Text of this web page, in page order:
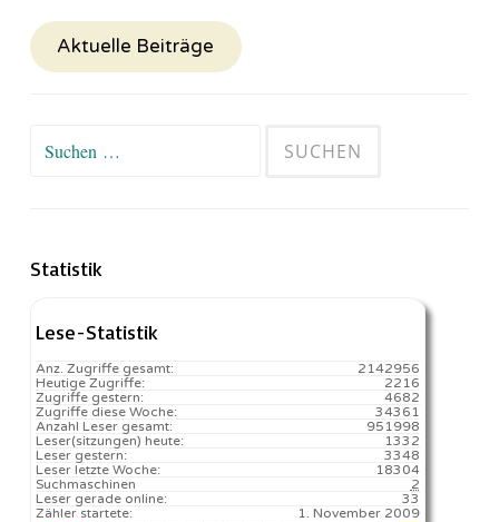
Aktuelle Beiträge
Suchen
Statistik
Lese-Statistik
2142956
Anz. Zugriffe gesamt:
2216
Heutige Zugriffe:
4682
Zugriffe gestern:
34361
Zugriffe diese Woche:
951998
Anzahl Leser gesamt:
1332️
Leser(sitzungen) heute:
3348
Leser gestern:
18304️
Leser letzte Woche:
2
Suchmaschinen
33
Leser gerade online:
1. November 2009
Zähler startete: